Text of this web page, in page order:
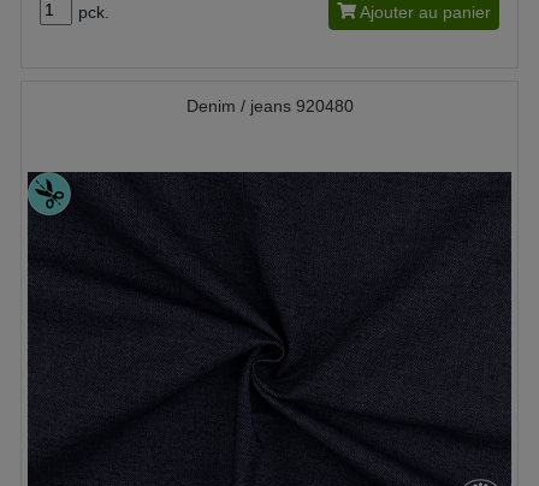
pck. Ajouter au panier
Denim / jeans 920480